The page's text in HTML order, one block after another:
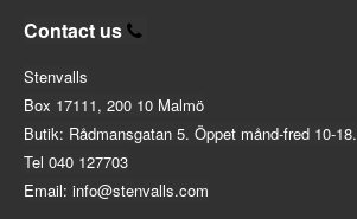
Contact us
Stenvalls
Box 17111, 200 10 Malmö
Butik: Rådmansgatan 5. Öppet månd-fred 10-18.
Tel 040 127703
Email: info@stenvalls.com